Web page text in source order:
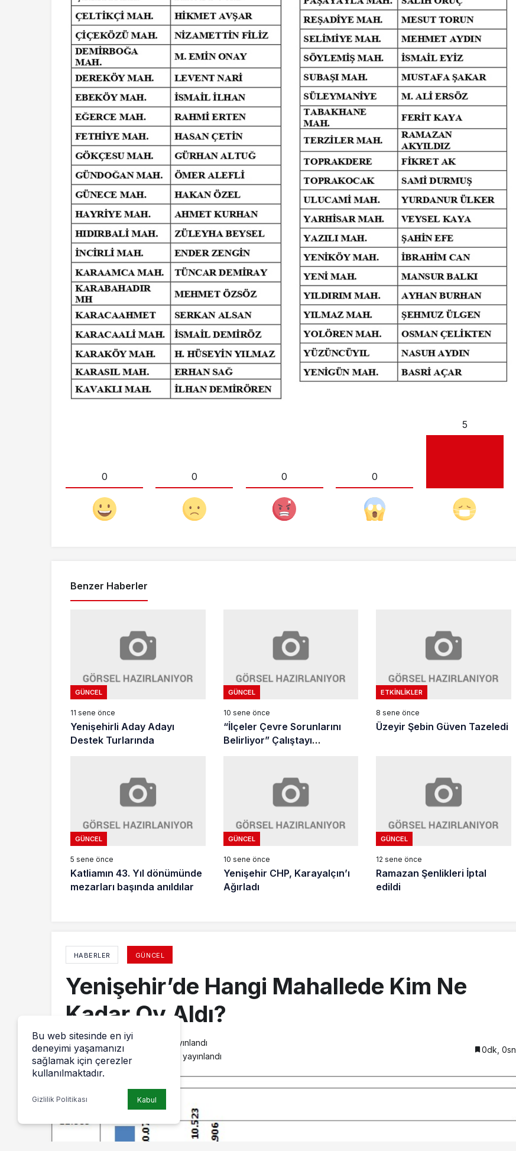
0 0 0 0
5
Benzer Haberler
GÜNCEL
11 sene önce
Yenişehirli Aday Adayı
Destek Turlarında
GÜNCEL
10 sene önce
“İlçeler Çevre Sorunlarını
Belirliyor” Çalıştayı
ETKINLIKLER
8 sene önce
Üzeyir Şebin Güven Tazeledi
GÜNCEL
5 sene önce
Katliamın 43. Yıl dönümünde
mezarları başında anıldılar
GÜNCEL
10 sene önce
Yenişehir CHP, Karayalçın’ı
Ağırladı
GÜNCEL
12 sene önce
Ramazan Şenlikleri İptal
edildi
HABERLER GÜNCEL
Yenişehir’de Hangi Mahallede Kim Ne
Kadar Oy Aldı?
admintarafından yayınlandı
26 Nisan 2024, 13:44
yayınlandı
0dk, 0sn
Bu web sitesinde en iyi
deneyimi yaşamanızı
sağlamak için çerezler
kullanılmaktadır.
Gizlilik Politikası Kabul